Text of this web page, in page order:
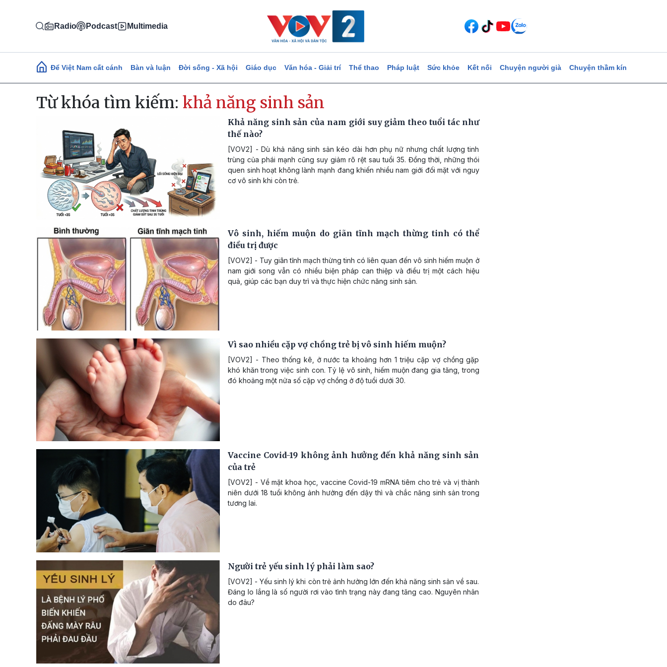
Radio Podcast Multimedia
Main navigation
Để Việt Nam cất cánh Bàn và luận Đời sống - Xã hội Giáo dục Văn hóa - Giải trí Thể thao Pháp luật Sức khỏe Kết nối Chuyện người già Chuyện thầm kín
Từ khóa tìm kiếm: khả năng sinh sản
Khả năng sinh sản của nam giới suy giảm theo tuổi tác như
thế nào?
[VOV2] - Dù khả năng sinh sản kéo dài hơn phụ nữ nhưng chất lượng tinh
trùng của phái mạnh cũng suy giảm rõ rệt sau tuổi 35. Đồng thời, những thói
quen sinh hoạt không lành mạnh đang khiến nhiều nam giới đối mặt với nguy
cơ vô sinh khi còn trẻ.
Vô sinh, hiếm muộn do giãn tĩnh mạch thừng tinh có thể
điều trị được
[VOV2] - Tuy giãn tĩnh mạch thừng tinh có liên quan đến vô sinh hiếm muộn ở
nam giới song vẫn có nhiều biện pháp can thiệp và điều trị một cách hiệu
quả, giúp các bạn duy trì và thực hiện chức năng sinh sản.
Vì sao nhiều cặp vợ chồng trẻ bị vô sinh hiếm muộn?
[VOV2] - Theo thống kê, ở nước ta khoảng hơn 1 triệu cặp vợ chồng gặp
khó khăn trong việc sinh con. Tỷ lệ vô sinh, hiếm muộn đang gia tăng, trong
đó khoảng một nửa số cặp vợ chồng ở độ tuổi dưới 30.
Vaccine Covid-19 không ảnh hưởng đến khả năng sinh sản
của trẻ
[VOV2] - Về mặt khoa học, vaccine Covid-19 mRNA tiêm cho trẻ và vị thành
niên dưới 18 tuổi không ảnh hưởng đến dậy thì và chắc năng sinh sản trong
tương lai.
Người trẻ yếu sinh lý phải làm sao?
[VOV2] - Yếu sinh lý khi còn trẻ ảnh hưởng lớn đến khả năng sinh sản về sau.
Đáng lo lắng là số người rơi vào tình trạng này đang tăng cao. Nguyên nhân
do đâu?